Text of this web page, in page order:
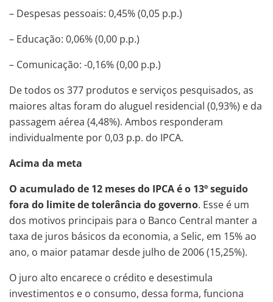
– Despesas pessoais: 0,45% (0,05 p.p.)
– Educação: 0,06% (0,00 p.p.)
– Comunicação: -0,16% (0,00 p.p.)
De todos os 377 produtos e serviços pesquisados, as
maiores altas foram do aluguel residencial (0,93%) e da
passagem aérea (4,48%). Ambos responderam
individualmente por 0,03 p.p. do IPCA.
Acima da meta
O acumulado de 12 meses do IPCA é o 13º seguido
fora do limite de tolerância do governo. Esse é um
dos motivos principais para o Banco Central manter a
taxa de juros básicos da economia, a Selic, em 15% ao
ano, o maior patamar desde julho de 2006 (15,25%).
O juro alto encarece o crédito e desestimula
investimentos e o consumo, dessa forma, funciona